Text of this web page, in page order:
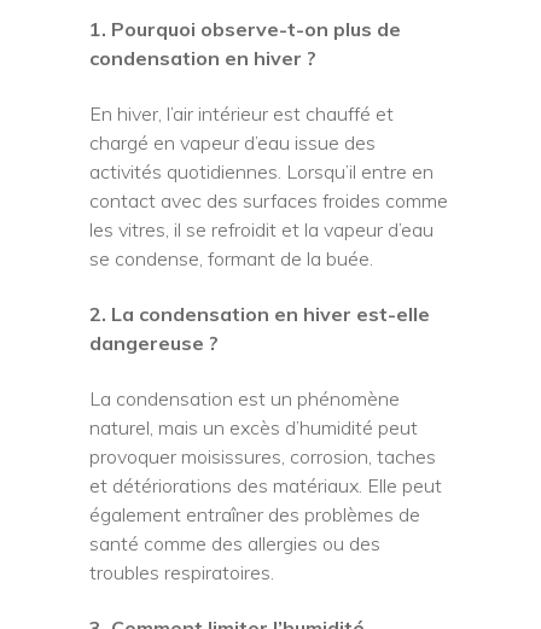
1. Pourquoi observe-t-on plus de
condensation en hiver ?
En hiver, l’air intérieur est chauffé et
chargé en vapeur d’eau issue des
activités quotidiennes. Lorsqu’il entre en
contact avec des surfaces froides comme
les vitres, il se refroidit et la vapeur d’eau
se condense, formant de la buée.
2. La condensation en hiver est-elle
dangereuse ?
La condensation est un phénomène
naturel, mais un excès d’humidité peut
provoquer moisissures, corrosion, taches
et détériorations des matériaux. Elle peut
également entraîner des problèmes de
santé comme des allergies ou des
troubles respiratoires.